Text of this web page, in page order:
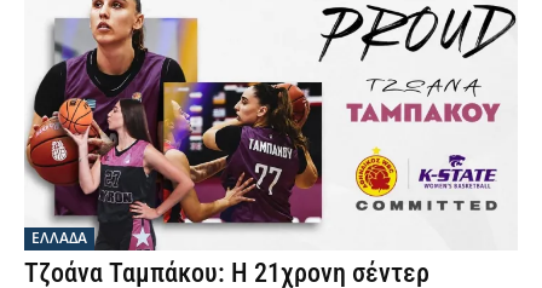
ΕΛΛΑΔΑ
Τζοάνα Ταμπάκου: Η 21χρονη σέντερ